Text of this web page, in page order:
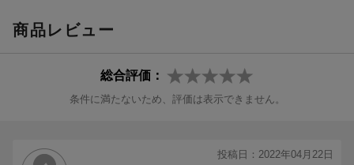
商品レビュー
総合評価：
条件に満たないため、評価は表示できません。
投稿日：2022年04月22日